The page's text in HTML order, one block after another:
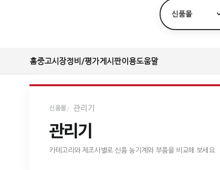
홈중고시장정비/평가게시판이용도움말
신품몰 관리기
관리기
카테고리와 제조사별로 신품 농기계와 부품을 비교해 보세요.